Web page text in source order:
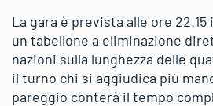
La gara è prevista alle ore
un tabellone a eliminazione
nazioni sulla lunghezza delle
il turno chi si aggiudica più
pareggio conterà il tempo